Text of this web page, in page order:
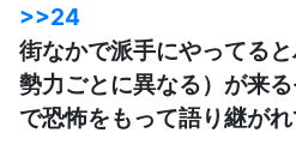
>>24
街なかで派手にやってる
勢力ごとに異なる）が来
で恐怖をもって語り継がれ